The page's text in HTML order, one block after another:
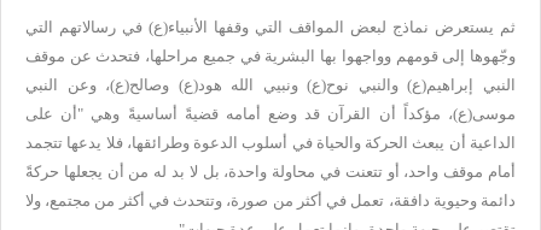
ثم يستعرض نماذج لبعض المواقف التي وقفها الأنبياء(ع) في رسالاتهم التي
وجّهوها إلى قومهم وواجهوا بها البشرية في جميع مراحلها، فتحدث عن موقف
النبي إبراهيم(ع) والنبي نوح(ع) ونبيي الله هود(ع) وصالح(ع)، وعن النبي
موسى(ع)، مؤكداً أن القرآن قد وضع أمامه قضيةً أساسيةً وهي "أن على
الداعية أن يبعث الحركة والحياة في أسلوب الدعوة وطرائقها، فلا يدعها تتجمد
أمام موقف واحد، أو تتعنت في محاولة واحدة، بل لا بد له من أن يجعلها حركةً
دائمة وحيوية دافقة، تعمل في أكثر من صورة، وتتحدث في أكثر من مجتمع، ولا